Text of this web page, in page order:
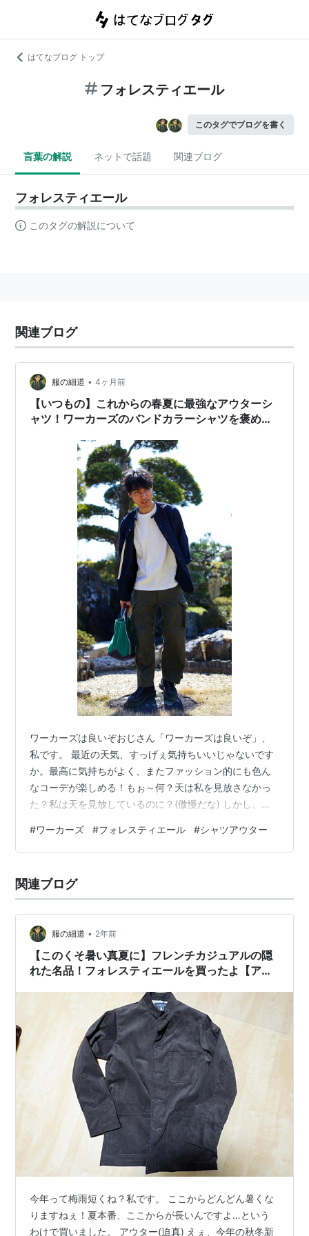
はてなブログ トップ
フォレスティエール
このタグでブログを書く
言葉の解説 ネットで話題 関連ブログ
フォレスティエール
このタグの解説について
関連ブログ
服の細道 • 4ヶ月前
【いつもの】これからの春夏に最強なアウターシ
ャツ！ワーカーズのバンドカラーシャツを褒めち
ワーカーズは良いぞおじさん「ワーカーズは良いぞ」、
私です。 最近の天気、すっげぇ気持ちいいじゃないです
か。最高に気持ちがよく、またファッション的にも色ん
なコーデが楽しめる！もぉ～何？天は私を見放さなかっ
た？私は天を見放しているのに？(傲慢だな) しかし、裏
んか？半袖でも過ごせるけど寂しいし、かといってアウ
ターも選ばないと暑くて結局脱いじゃうし…みたいな。
ウターでした。そう、このでしたってのが重要。 fuku-
no-hosomichi.com 良いですか？もう私は活動家かと思わ
#ワーカーズ #フォレスティエール #シャツアウター
関連ブログ
服の細道 • 2年前
【このくそ暑い真夏に】フレンチカジュアルの隠
れた名品！フォレスティエールを買ったよ【アウ
今年って梅雨短くね？私です。 ここからどんどん暑くな
りますねぇ！夏本番、ここからが長いんですよ…という
わけで買いました。 アウター(迫真) えぇ、今年の秋冬新